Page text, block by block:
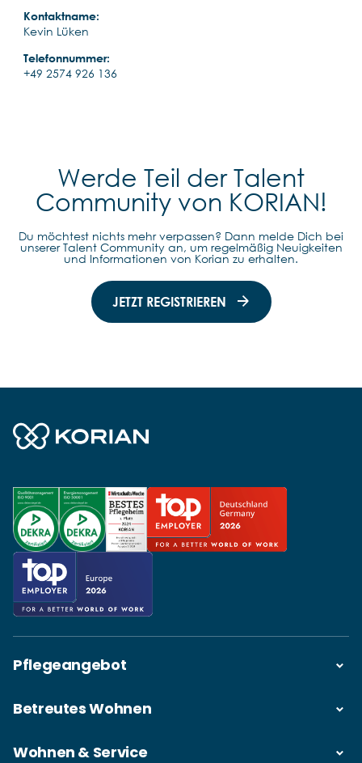
Kontaktname:
Kevin Lüken
Telefonnummer:
+49 2574 926 136
Werde Teil der Talent
Community von KORIAN!
Du möchtest nichts mehr verpassen? Dann melde Dich bei
unserer Talent Community an, um regelmäßig Neuigkeiten
und Informationen von Korian zu erhalten.
JETZT REGISTRIEREN
Pflegeangebot
Betreutes Wohnen
Wohnen & Service